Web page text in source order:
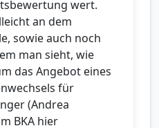
wert.
an dem
sowie auch noch
man sieht, wie
das Angebot eines
für
(Andrea
BKA hier